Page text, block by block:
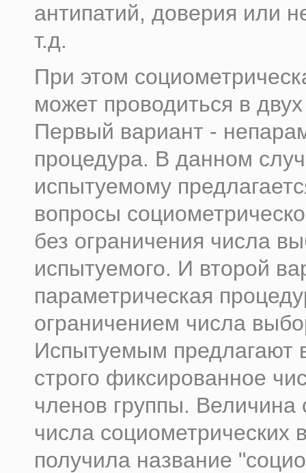
антипатий, доверия или
т.д.
При этом
может проводиться в
Первый вариант -
процедура. В данном
испытуемому
вопросы
без ограничения числа
испытуемого. И второй
параметрическая
ограничением числа
Испытуемым предлагают
строго фиксированное
членов группы. Величина
числа социометрических
получила название